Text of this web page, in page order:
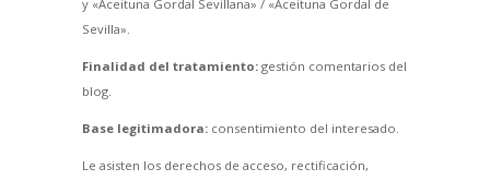
y «Aceituna Gordal Sevillana» / «Aceituna Gordal de
Sevilla».
Finalidad del tratamiento:gestión comentarios del
blog.
Base legitimadora:consentimiento del interesado.
Le asisten los derechos de acceso, rectificación,